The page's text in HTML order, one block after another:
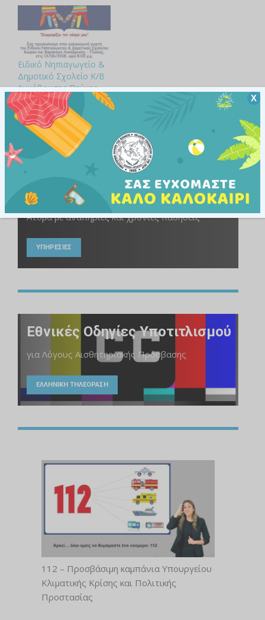
Ειδικό Νηπιαγωγείο &
Δημοτικό Σχολείο Κ/Β
Λυκόβρυσης-Πεύκης –
Καλοκαιρινή γιορτή
στις 13/06
29 Μαΐου, 2018
Άτομα με αναπηρίες και χρόνιες παθήσεις
ΥΠΗΡΕΣΙΕΣ
Εθνικές Οδηγίες Υποτιτλισμού
για Λόγους Αισθητηριακής Πρόσβασης
ΕΛΛΗΝΙΚΗ ΤΗΛΕΟΡΑΣΗ
112 – Προσβάσιμη καμπάνια Υπουργείου
Κλιματικής Κρίσης και Πολιτικής
Προστασίας
Χ